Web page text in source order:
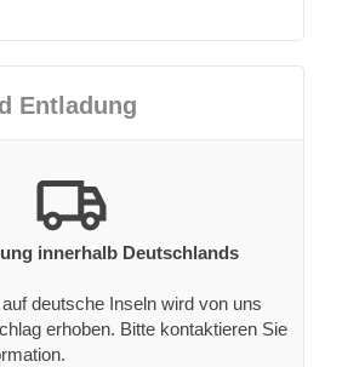
Entladung
innerhalb Deutschlands
deutsche Inseln wird von uns
erhoben. Bitte kontaktieren Sie